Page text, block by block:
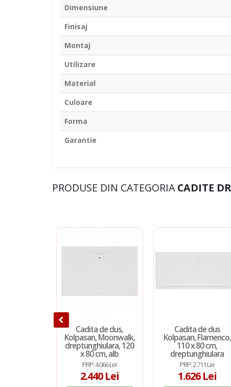
Dimensiune
Finisaj
Montaj
Utilizare
Material
Culoare
Forma
Garantie
PRODUSE DIN CATEGORIACADITE
Cadita de dus,
Kolpasan, Moonwalk,
dreptunghiulara, 120
x 80 cm, alb
PRP: 4.066 Lei
2.440 Lei
Cadita de dus
Kolpasan, Flamenco,
110 x 80 cm,
dreptunghiulara
PRP: 2.711 Lei
1.626 Lei